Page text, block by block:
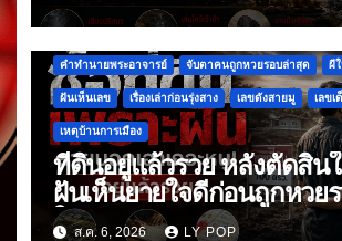
คำทำนายพระอาจารย์ จับตาคนถูกหวยรอบล่าสุด ผี
ฝันเห็นเลข เรื่องเล่าก่อนรุ่งสาง เลขดังสายมู เลข
เหตุบ้านการเมือง
ที่ดินอยู่แล้วรวย หลังตัดสิน
ฝันเห็นยายใจดีก่อนถูกหวย
ใหญ่
ส.ค. 6, 2026 LY POP